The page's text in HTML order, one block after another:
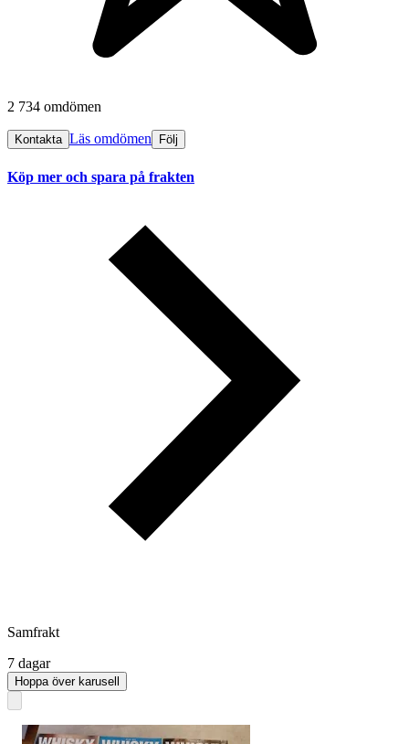
2 734 omdömen
Kontakta Läs omdömen Följ
Köp mer och spara på frakten
Samfrakt
7 dagar
Hoppa över karusell